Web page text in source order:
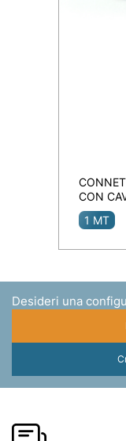
CON
1 MT
Desideri una